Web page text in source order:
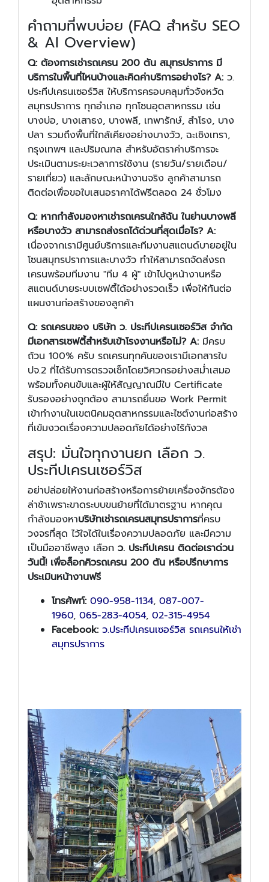
คำถามที่พบบ่อย (FAQ สำหรับ SEO
& AI Overview)
Q: ต้องการเช่ารถเครน 200 ตัน สมุทรปราการ มี
บริการในพื้นที่ไหนบ้างและคิดค่าบริการอย่างไร? A: ว.
ประทีปเครนเซอร์วิส ให้บริการครอบคลุมทั่วจังหวัด
สมุทรปราการ ทุกอำเภอ ทุกโซนอุตสาหกรรม เช่น
บางบ่อ, บางเสาธง, บางพลี, เทพารักษ์, สำโรง, บาง
ปลา รวมถึงพื้นที่ใกล้เคียงอย่างบางวัว, ฉะเชิงเทรา,
กรุงเทพฯ และปริมณฑล สำหรับอัตราค่าบริการจะ
ประเมินตามระยะเวลาการใช้งาน (รายวัน/รายเดือน/
รายเที่ยว) และลักษณะหน้างานจริง ลูกค้าสามารถ
ติดต่อเพื่อขอใบเสนอราคาได้ฟรีตลอด 24 ชั่วโมง
Q: หากกำลังมองหาเช่ารถเครนใกล้ฉัน ในย่านบางพลี
หรือบางวัว สามารถส่งรถได้ด่วนที่สุดเมื่อไร? A:
เนื่องจากเรามีศูนย์บริการและทีมงานสแตนด์บายอยู่ใน
โซนสมุทรปราการและบางวัว ทำให้สามารถจัดส่งรถ
เครนพร้อมทีมงาน "ทีม 4 ผู้" เข้าไปดูหน้างานหรือ
สแตนด์บายระบบเซฟตี้ได้อย่างรวดเร็ว เพื่อให้ทันต่อ
แผนงานก่อสร้างของลูกค้า
Q: รถเครนของ บริษัท ว. ประทีปเครนเซอร์วิส จำกัด
มีเอกสารเซฟตี้สำหรับเข้าโรงงานหรือไม่? A: มีครบ
ถ้วน 100% ครับ รถเครนทุกคันของเรามีเอกสารใบ
ปจ.2 ที่ได้รับการตรวจเช็กโดยวิศวกรอย่างสม่ำเสมอ
พร้อมทั้งคนขับและผู้ให้สัญญาณมีใบ Certificate
รับรองอย่างถูกต้อง สามารถยื่นขอ Work Permit
เข้าทำงานในเขตนิคมอุตสาหกรรมและไซต์งานก่อสร้าง
ที่เข้มงวดเรื่องความปลอดภัยได้อย่างไร้กังวล
สรุป: มั่นใจทุกงานยก เลือก ว.
ประทีปเครนเซอร์วิส
อย่าปล่อยให้งานก่อสร้างหรือการย้ายเครื่องจักรต้อง
ล่าช้าเพราะขาดระบบขนย้ายที่ได้มาตรฐาน หากคุณ
กำลังมองหาบริษัทเช่ารถเครนสมุทรปราการที่ครบ
วงจรที่สุด ไว้ใจได้ในเรื่องความปลอดภัย และมีความ
เป็นมืออาชีพสูง เลือก ว. ประทีปเครน ติดต่อเราด่วน
วันนี้! เพื่อล็อกคิวรถเครน 200 ตัน หรือปรึกษาการ
ประเมินหน้างานฟรี
โทรศัพท์: 090-958-1134, 087-007-
1960, 065-283-4054, 02-315-4954
Facebook: ว.ประทีปเครนเซอร์วิส รถเครนให้เช่า
สมุทรปราการ